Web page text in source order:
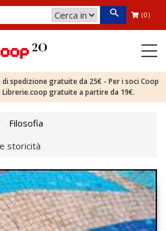
(0)
spedizione gratuite da 25€ - Per i soci Coop
gratuite a partire da 19€.
Filosofia
storicità